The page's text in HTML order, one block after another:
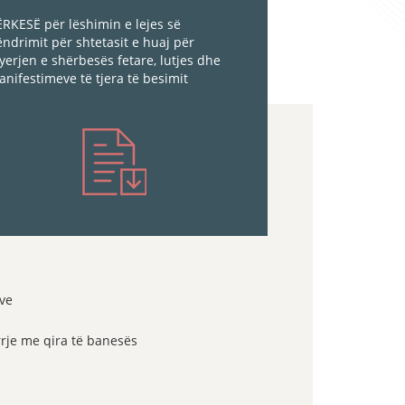
me qira të banesës
për lëshimin e lejes së
për shtetasit e huaj për
e shërbesës fetare, lutjes dhe
të tjera të besimit